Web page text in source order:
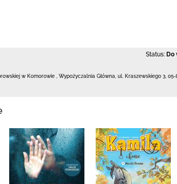
Status: Do
w Komorowie Wypożyczalnia Główna, ul. Kraszewskiego 3 05-